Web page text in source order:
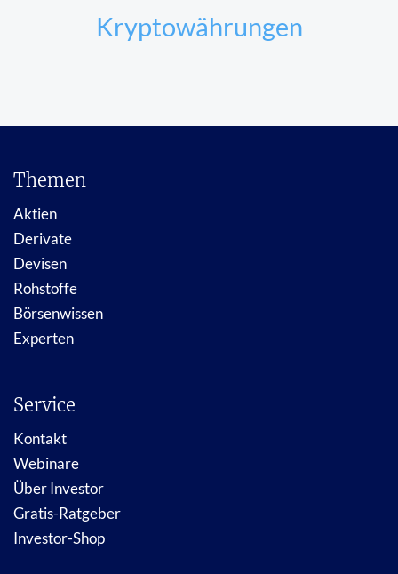
Kryptowährungen
Themen
Aktien
Derivate
Devisen
Rohstoffe
Börsenwissen
Experten
Service
Kontakt
Webinare
Über Investor
Gratis-Ratgeber
Investor-Shop